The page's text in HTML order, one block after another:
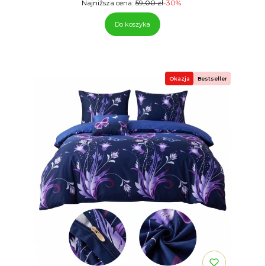
Najniższa cena: 59,00 zł-30%
Do koszyka
Okazja Bestseller